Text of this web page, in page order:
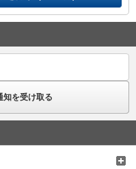
知を受け取る